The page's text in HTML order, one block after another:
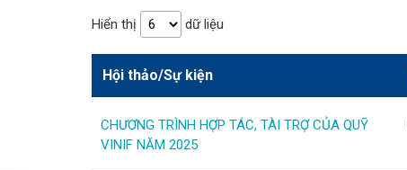
Hiển thị dữ liệu
Hội thảo/Sự kiện
CHƯƠNG TRÌNH HỢP TÁC, TÀI TRỢ CỦA QUỸ
VINIF NĂM 2025